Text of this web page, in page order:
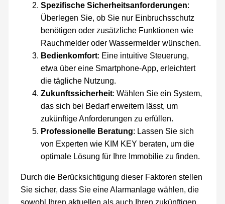
Spezifische Sicherheitsanforderungen:
Überlegen Sie, ob Sie nur Einbruchsschutz
benötigen oder zusätzliche Funktionen wie
Rauchmelder oder Wassermelder wünschen.
Bedienkomfort: Eine intuitive Steuerung,
etwa über eine Smartphone-App, erleichtert
die tägliche Nutzung.
Zukunftssicherheit: Wählen Sie ein System,
das sich bei Bedarf erweitern lässt, um
zukünftige Anforderungen zu erfüllen.
Professionelle Beratung: Lassen Sie sich
von Experten wie KIM KEY beraten, um die
optimale Lösung für Ihre Immobilie zu finden.
Durch die Berücksichtigung dieser Faktoren stellen
Sie sicher, dass Sie eine Alarmanlage wählen, die
sowohl Ihren aktuellen als auch Ihren zukünftigen